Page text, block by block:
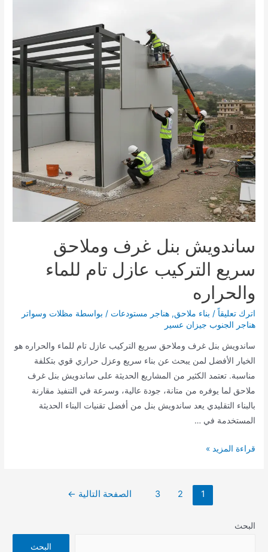
أفضل
للمركبات
ساندويش بنل غرف وملاحق
سريع التركيب عازل تام للماء
والحراره
اترك تعليقاً / بناء ملاحق,هناجر مستودعات / بواسطة مظلات وسواتر
هناجر الجنوب جيزان عسير
ساندويش بنل غرف وملاحق سريع التركيب عازل تام للماء والحراره هو
الخيار الأفضل لمن يبحث عن بناء سريع وعزل حراري قوي بتكلفة
مناسبة. تعتمد الكثير من المشاريع الحديثة على ساندويش بنل غرف
ملاحق لما يوفره من متانة، جودة عالية، وسرعة في التنفيذ مقارنة
بالبناء التقليدي يعد ساندويش بنل من أفضل تقنيات البناء الحديثة
المستخدمة في …
ساندويش
التركيب
قراءة المزيد »
1
2
3 الصفحة التالية ←
البحث
البحث